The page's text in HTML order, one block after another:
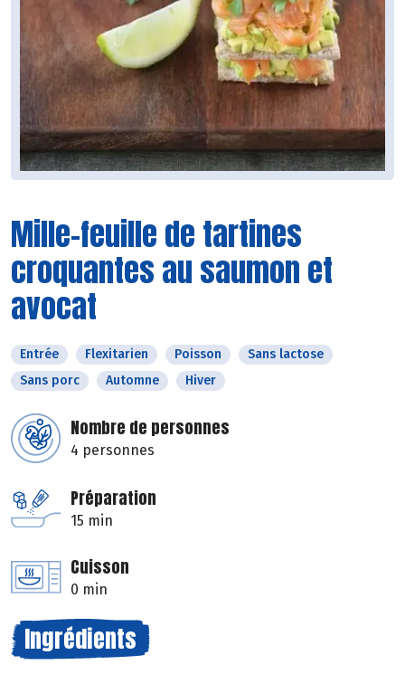
Mille-feuille de tartines
croquantes au saumon et
avocat
Entrée Flexitarien Poisson
Sans lactose
Sans porc
Automne Hiver
Nombre de personnes
4 personnes
Préparation
15 min
Cuisson
0 min
Ingrédients